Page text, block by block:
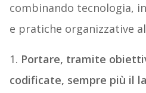
combinando tecnologia,
e pratiche organizzative
1. Portare, tramite
codificate, sempre più il